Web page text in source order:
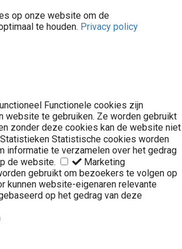
op onze website om de
te houden. Privacy policy
Functionele cookies zijn
website te gebruiken. Ze worden gebruikt
zonder deze cookies kan de website niet
Statistieken Statistische cookies worden
informatie te verzamelen over het gedrag
de website.
Marketing
gebruikt om bezoekers te volgen op
kunnen website-eigenaren relevante
op het gedrag van deze